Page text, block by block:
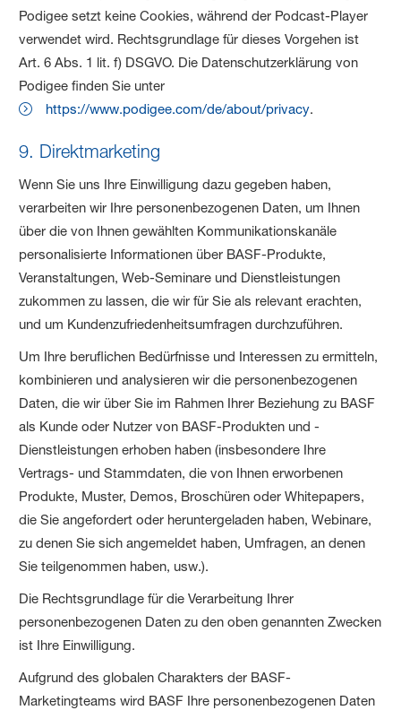
Podigee setzt keine Cookies, während der Podcast-Player
verwendet wird. Rechtsgrundlage für dieses Vorgehen ist
Art. 6 Abs. 1 lit. f) DSGVO. Die Datenschutzerklärung von
Podigee finden Sie unter
https://www.podigee.com/de/about/privacy.
9. Direktmarketing
Wenn Sie uns Ihre Einwilligung dazu gegeben haben,
verarbeiten wir Ihre personenbezogenen Daten, um Ihnen
über die von Ihnen gewählten Kommunikationskanäle
personalisierte Informationen über BASF-Produkte,
Veranstaltungen, Web-Seminare und Dienstleistungen
zukommen zu lassen, die wir für Sie als relevant erachten,
und um Kundenzufriedenheitsumfragen durchzuführen.
Um Ihre beruflichen Bedürfnisse und Interessen zu ermitteln,
kombinieren und analysieren wir die personenbezogenen
Daten, die wir über Sie im Rahmen Ihrer Beziehung zu BASF
als Kunde oder Nutzer von BASF-Produkten und -
Dienstleistungen erhoben haben (insbesondere Ihre
Vertrags- und Stammdaten, die von Ihnen erworbenen
Produkte, Muster, Demos, Broschüren oder Whitepapers,
die Sie angefordert oder heruntergeladen haben, Webinare,
zu denen Sie sich angemeldet haben, Umfragen, an denen
Sie teilgenommen haben, usw.).
Die Rechtsgrundlage für die Verarbeitung Ihrer
personenbezogenen Daten zu den oben genannten Zwecken
ist Ihre Einwilligung.
Aufgrund des globalen Charakters der BASF-
Marketingteams wird BASF Ihre personenbezogenen Daten